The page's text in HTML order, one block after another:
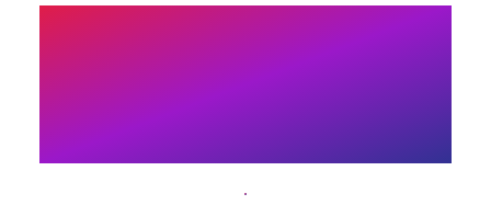
Chercheur·se ?
Poursuivez vos
recherches et votre
formation